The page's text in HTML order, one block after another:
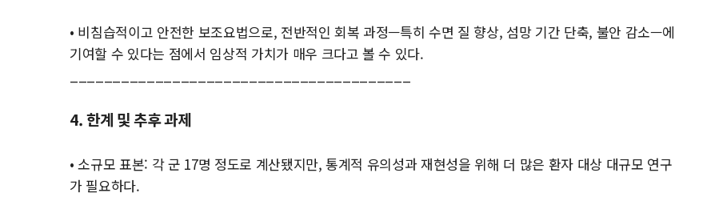
• 비침습적이고 안전한 보조요법으로, 전반적인 회복 과정—특히 수면 질 향상, 섬망 기간 단축, 불안 감소—에
기여할 수 있다는 점에서 임상적 가치가 매우 크다고 볼 수 있다.
4. 한계 및 추후 과제
• 소규모 표본: 각 군 17명 정도로 계산됐지만, 통계적 유의성과 재현성을 위해 더 많은 환자 대상 대규모 연구
가 필요하다.